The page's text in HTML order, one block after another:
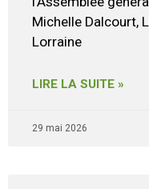
Michelle Dalcourt,
Lorraine
LIRE LA SUITE »
29 mai 2026